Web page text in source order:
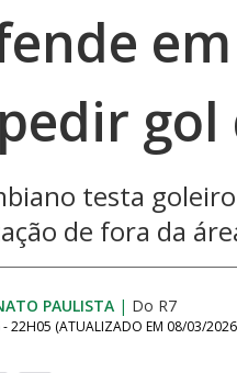
gol
testa
de fora da
PAULISTA | Do R7
22H05 (ATUALIZADO EM 08/03/